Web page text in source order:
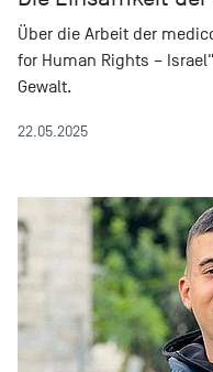
Über die Arbeit der
for Human Rights –
Gewalt.
22.05.2025